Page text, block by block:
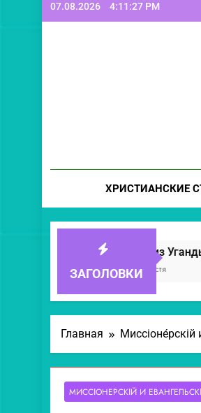
07.08.2026 4:11:29 PM
ХРИСТИАНСКИЕ
ЗАГОЛОВКИ
Приятели из Уганды.
40 Минут Спустя
Главная
МИССІОНЕ́РСКІЙ И